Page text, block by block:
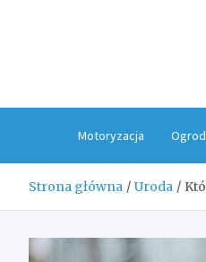
Motoryzacja
Strona główna Uroda